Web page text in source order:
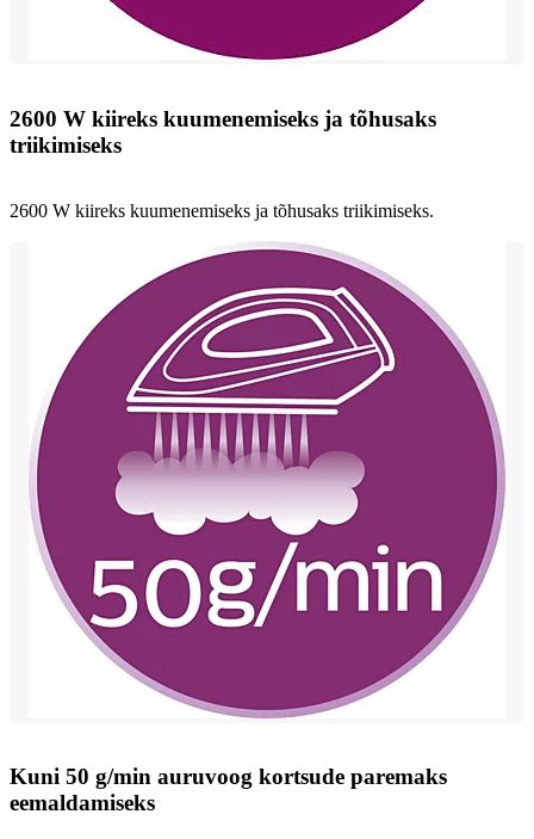
2600 W kiireks kuumenemiseks ja tõhusaks
triikimiseks
2600 W kiireks kuumenemiseks ja tõhusaks triikimiseks.
Kuni 50 g/min auruvoog kortsude paremaks
eemaldamiseks